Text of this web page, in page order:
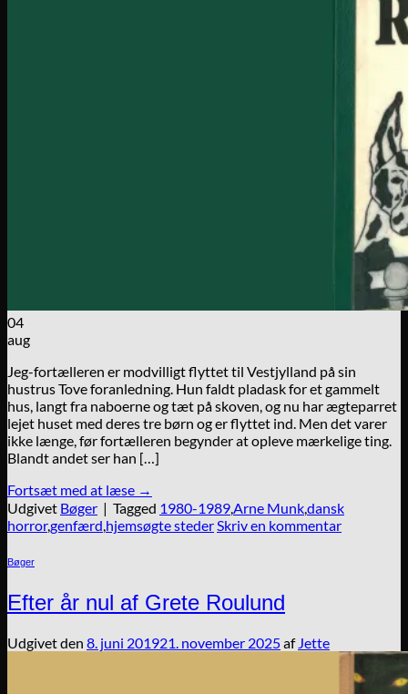
04
aug
Jeg-fortælleren er modvilligt flyttet til Vestjylland på sin
hustrus Tove foranledning. Hun faldt pladask for et gammelt
hus, langt fra naboerne og tæt på skoven, og nu har ægteparret
lejet huset med deres tre børn og er flyttet ind. Men det varer
ikke længe, før fortælleren begynder at opleve mærkelige ting.
Blandt andet ser han […]
Fortsæt med at læse →
Udgivet Bøger | Tagged 1980-1989,Arne Munk,dansk
horror,genfærd,hjemsøgte stederSkriv en kommentar
Bøger
Efter år nul af Grete Roulund
Udgivet den 8. juni 201921. november 2025af Jette